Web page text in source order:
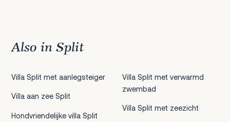
Also in Split
Villa Split met aanlegsteiger
Villa aan zee Split
Hondvriendelijke villa Split
Villa Split met verwarmd
zwembad
Villa Split met zeezicht